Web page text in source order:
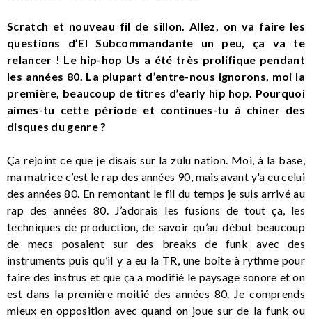
Scratch et nouveau fil de sillon. Allez, on va faire les
questions d’El Subcommandante un peu, ça va te
relancer ! Le hip-hop Us a été très prolifique pendant
les années 80. La plupart d’entre-nous ignorons, moi la
première, beaucoup de titres d’early hip hop. Pourquoi
aimes-tu cette période et continues-tu à chiner des
disques du genre ?
Ça rejoint ce que je disais sur la zulu nation. Moi, à la base,
ma matrice c’est le rap des années 90, mais avant y'a eu celui
des années 80. En remontant le fil du temps je suis arrivé au
rap des années 80. J’adorais les fusions de tout ça, les
techniques de production, de savoir qu’au début beaucoup
de mecs posaient sur des breaks de funk avec des
instruments puis qu’il y a eu la TR, une boîte à rythme pour
faire des instrus et que ça a modifié le paysage sonore et on
est dans la première moitié des années 80. Je comprends
mieux en opposition avec quand on joue sur de la funk ou